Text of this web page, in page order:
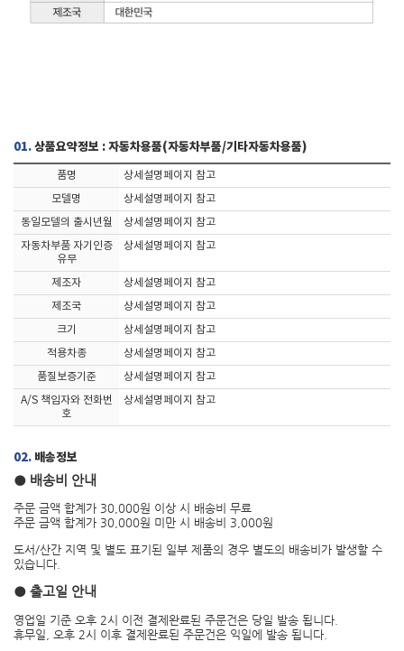
01.상품요약정보 : 자동차용품(자동차부품/기타자동차용품)
품명
상세설명페이지 참고
모델명
상세설명페이지 참고
동일모델의 출시년월
상세설명페이지 참고
자동차부품 자기인증
유무
상세설명페이지 참고
제조자
상세설명페이지 참고
제조국
상세설명페이지 참고
크기
상세설명페이지 참고
적용차종
상세설명페이지 참고
품질보증기준
상세설명페이지 참고
A/S 책임자와 전화번
호
상세설명페이지 참고
02. 배송정보
● 배송비 안내
주문 금액 합계가 30,000원 이상 시 배송비 무료
주문 금액 합계가 30,000원 미만 시 배송비 3,000원
도서/산간 지역 및 별도 표기된 일부 제품의 경우 별도의 배송비가 발생할 수
있습니다.
● 출고일 안내
영업일 기준 오후 2시 이전 결제완료된 주문건은 당일 발송 됩니다.
휴무일, 오후 2시 이후 결제완료된 주문건은 익일에 발송 됩니다.